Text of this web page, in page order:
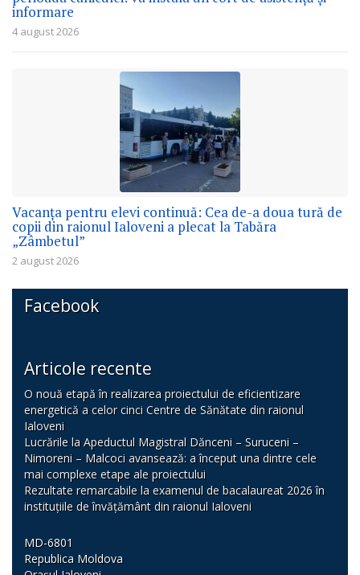
informare
4 august 2026
Vacanța pentru elevi continuă: Cea de-a doua tură de
copii din raionul Ialoveni a plecat la Tabăra
„Zâmbetul”
2 august 2026
Facebook
Articole recente
O nouă etapă în realizarea proiectului de eficientizare
energetică a celor cinci Centre de Sănătate din raionul
Ialoveni
Lucrările la Apeductul Magistral Dănceni – Suruceni –
Nimoreni – Malcoci avansează: a început una dintre cele
mai complexe etape ale proiectului
Rezultate remarcabile la examenul de bacalaureat 2026 în
instituțiile de învățământ din raionul Ialoveni
MD-6801
Republica Moldova